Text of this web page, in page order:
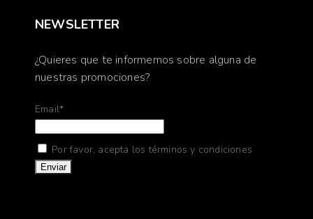
NEWSLETTER
¿Quieres que te informemos sobre alguna de
nuestras promociones?
Email*
Por favor, acepta los términos y condiciones